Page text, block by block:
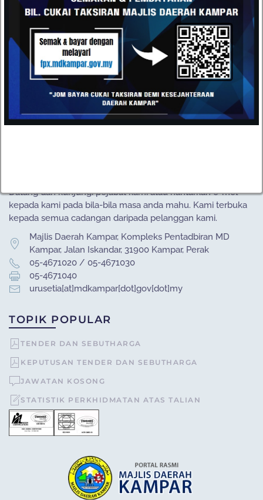
LATIHAN PENGUNGSIAN MAJLIS DAERAH KAMPAR
PROGRAM WORLD TRIATHLON DEVELOPMENT
REGIONAL CUP DAN ASIA TRIATHLON JUNIOR CUP
2026
Datang dan kunjungi pejabat kami atau hantarkan e-mel
kepada kami pada bila-bila masa anda mahu. Kami terbuka
kepada semua cadangan daripada pelanggan kami.
Majlis Daerah Kampar, Kompleks Pentadbiran MD
Kampar, Jalan Iskandar, 31900 Kampar, Perak
05-4671020 / 05-4671030
05-4671040
urusetia[at]mdkampar[dot]gov[dot]my
TOPIK POPULAR
TENDER DAN SEBUTHARGA
KEPUTUSAN TENDER DAN SEBUTHARGA
JAWATAN KOSONG
STATISTIK PERKHIDMATAN ATAS TALIAN